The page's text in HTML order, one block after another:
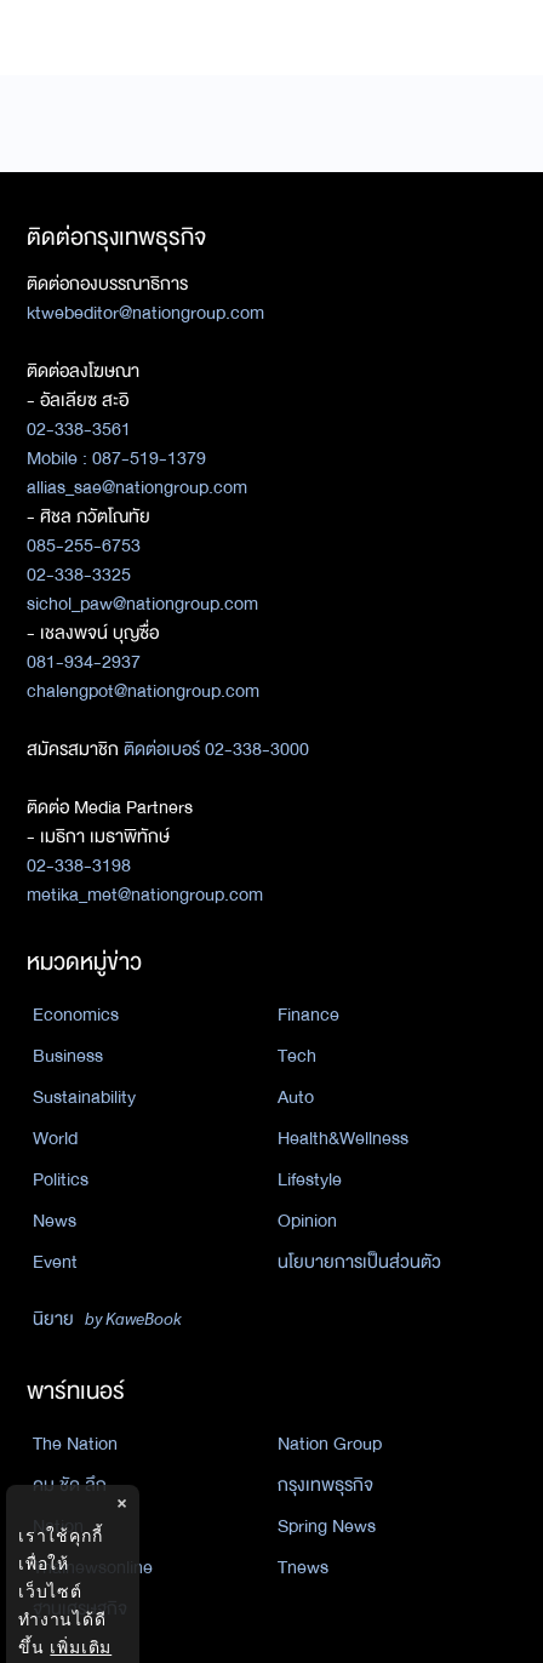
ติดต่อกรุงเทพธุรกิจ
ติดต่อกองบรรณาธิการ
ktwebeditor@nationgroup.com
ติดต่อลงโฆษณา
- อัลเลียซ สะอิ
02-338-3561
Mobile : 087-519-1379
allias_sae@nationgroup.com
- ศิชล ภวัตโณทัย
085-255-6753
02-338-3325
sichol_paw@nationgroup.com
- เชลงพจน์ บุญซื่อ
081-934-2937
chalengpot@nationgroup.com
สมัครสมาชิกติดต่อเบอร์ 02-338-3000
ติดต่อ Media Partners
- เมธิกา เมธาพิทักษ์
02-338-3198
metika_met@nationgroup.com
หมวดหมู่ข่าว
Economics
Finance
Business
Tech
Sustainability
Auto
World
Health&Wellness
Politics
Lifestyle
News
Opinion
Event
นโยบายการเป็นส่วนตัว
นิยาย by KaweBook
พาร์ทเนอร์
The Nation
Nation Group
คม ชัด ลึก
กรุงเทพธุรกิจ
Nation
Spring News
Thainewsonline
Tnews
ฐานเศรษฐกิจ
×
เราใช้คุกกี้
เพื่อให้
เว็บไซต์
ทำงานได้ดี
ขึ้น เพิ่มเติม